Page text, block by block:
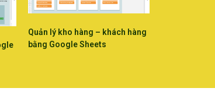
Quản lý kho hàng – khách hàng
bằng Google Sheets